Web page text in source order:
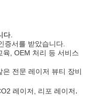
다.
증서를 받았습니다.
, OEM 처리 등 서비스
전문 레이저 뷰티 장비
레이저, 리포 레이저.